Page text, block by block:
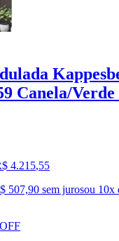
Canela/Verde
4.215,55
507,90 sem jurosou 10x